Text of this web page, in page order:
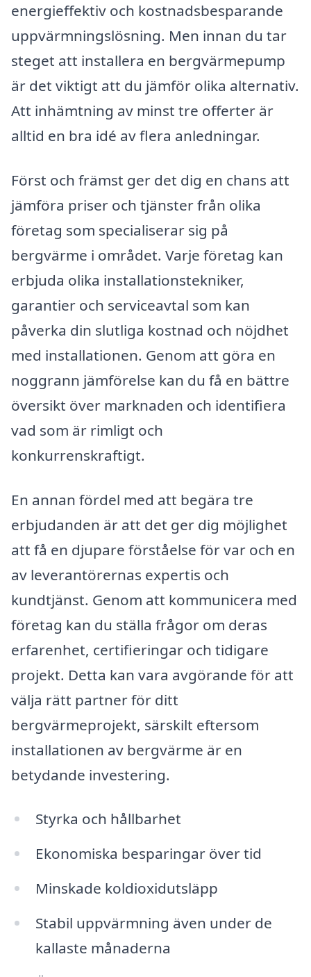
energieffektiv och kostnadsbesparande
uppvärmningslösning. Men innan du tar
steget att installera en bergvärmepump
är det viktigt att du jämför olika alternativ.
Att inhämtning av minst tre offerter är
alltid en bra idé av flera anledningar.
Först och främst ger det dig en chans att
jämföra priser och tjänster från olika
företag som specialiserar sig på
bergvärme i området. Varje företag kan
erbjuda olika installationstekniker,
garantier och serviceavtal som kan
påverka din slutliga kostnad och nöjdhet
med installationen. Genom att göra en
noggrann jämförelse kan du få en bättre
översikt över marknaden och identifiera
vad som är rimligt och
konkurrenskraftigt.
En annan fördel med att begära tre
erbjudanden är att det ger dig möjlighet
att få en djupare förståelse för var och en
av leverantörernas expertis och
kundtjänst. Genom att kommunicera med
företag kan du ställa frågor om deras
erfarenhet, certifieringar och tidigare
projekt. Detta kan vara avgörande för att
välja rätt partner för ditt
bergvärmeprojekt, särskilt eftersom
installationen av bergvärme är en
betydande investering.
Styrka och hållbarhet
Ekonomiska besparingar över tid
Minskade koldioxidutsläpp
Stabil uppvärmning även under de
kallaste månaderna